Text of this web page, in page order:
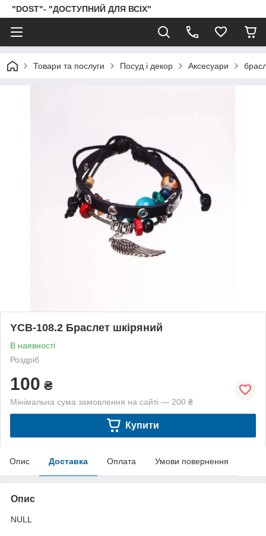
"DOST"- "ДОСТУПНИЙ ДЛЯ ВСІХ"
Товари та послуги Посуд і декор Аксесуари
YCB-108.2 Браслет шкіряний
В наявності
Роздріб
100 ₴
Мінімальна сума замовлення на сайті — 200 ₴
Купити
Опис Доставка Оплата Умови повернення
Опис
NULL